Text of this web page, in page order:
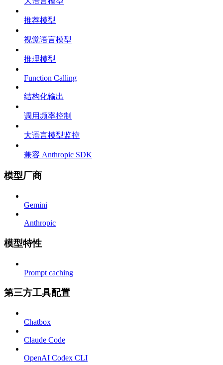
推荐模型
视觉语言模型
推理模型
Function Calling
结构化输出
调用频率控制
大语言模型监控
兼容 Anthropic SDK
模型厂商
Gemini
Anthropic
模型特性
Prompt caching
第三方工具配置
Chatbox
Claude Code
OpenAI Codex CLI